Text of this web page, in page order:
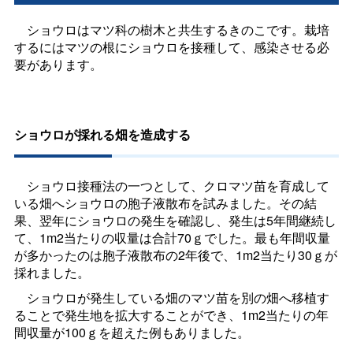
ショウロはマツ科の樹木と共生するきのこです。栽培
するにはマツの根にショウロを接種して、感染させる必
要があります。
ショウロが採れる畑を造成する
ショウロ接種法の一つとして、クロマツ苗を育成して
いる畑へショウロの胞子液散布を試みました。その結
果、翌年にショウロの発生を確認し、発生は5年間継続し
て、1m2当たりの収量は合計70ｇでした。最も年間収量
が多かったのは胞子液散布の2年後で、1m2当たり30ｇが
採れました。
ショウロが発生している畑のマツ苗を別の畑へ移植す
ることで発生地を拡大することができ、1m2当たりの年
間収量が100ｇを超えた例もありました。